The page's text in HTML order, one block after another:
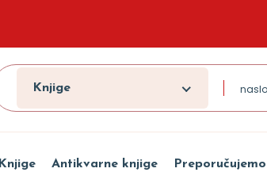
Knjige
Knjige Antikvarne knjige Preporučujemo